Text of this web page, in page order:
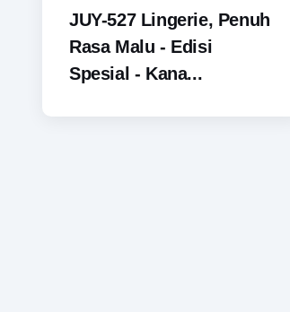
JUY-527 Lingerie, Penuh
Rasa Malu - Edisi
Spesial - Kana...